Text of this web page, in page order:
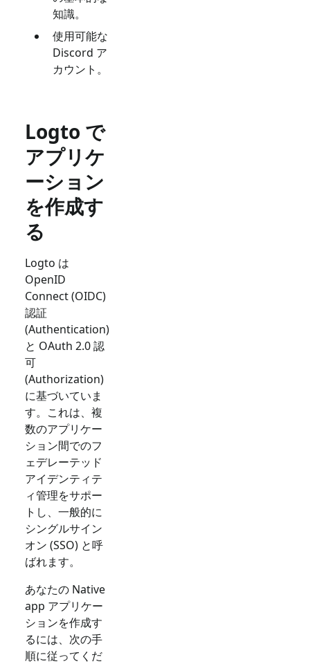
知識。
使用可能な
Discord ア
カウント。
Logto で
アプリケ
ーション
を作成す
る
Logto は
OpenID
Connect (OIDC)
認証
(Authentication)
と OAuth 2.0 認
可
(Authorization)
に基づいていま
す。これは、複
数のアプリケー
ション間でのフ
ェデレーテッド
アイデンティテ
ィ管理をサポー
トし、一般的に
シングルサイン
オン (SSO) と呼
ばれます。
あなたの Native
app アプリケー
ションを作成す
るには、次の手
順に従ってくだ